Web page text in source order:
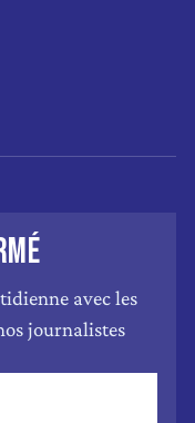
avec les
journalistes